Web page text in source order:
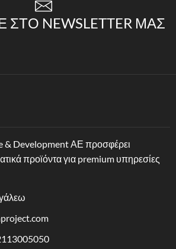
ΣΤΟ NEWSLETTER ΜΑΣ
& Development ΑΕ προσφέρει
προϊόντα για premium υπηρεσίες